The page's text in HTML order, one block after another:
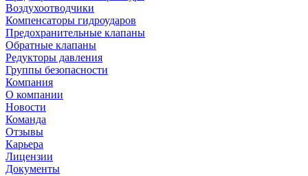
Воздухоотводчики
Компенсаторы гидроударов
Предохранительные клапаны
Обратные клапаны
Редукторы давления
Группы безопасности
Компания
О компании
Новости
Команда
Отзывы
Карьера
Лицензии
Документы